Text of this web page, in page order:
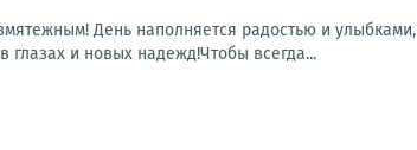
День наполняется радостью и
глазах и новых надежд!Чтобы всегда...